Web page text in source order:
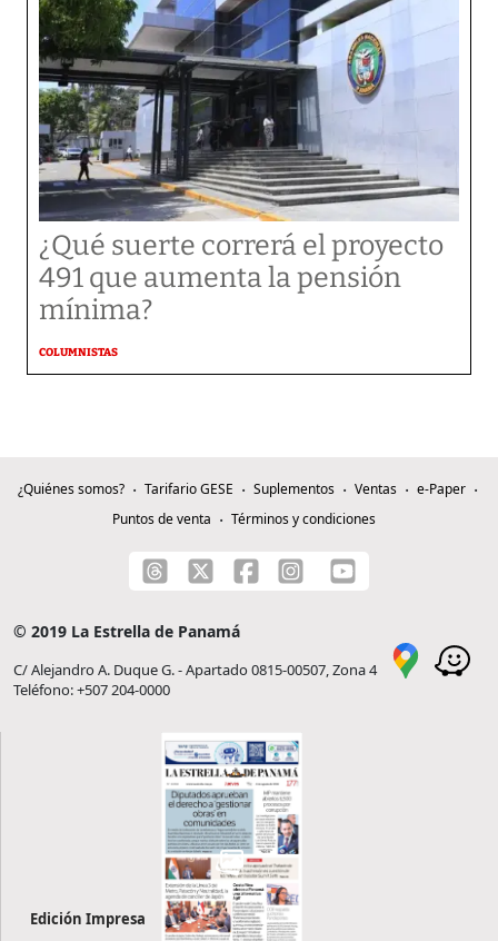
¿Qué suerte correrá el proyecto
491 que aumenta la pensión
mínima?
COLUMNISTAS
¿Quiénes somos? Tarifario GESE Suplementos Ventas
e-Paper
Puntos de venta
Términos y condiciones
© 2019 La Estrella de Panamá
C/ Alejandro A. Duque G. - Apartado 0815-00507, Zona 4
Teléfono: +507 204-0000
Edición Impresa